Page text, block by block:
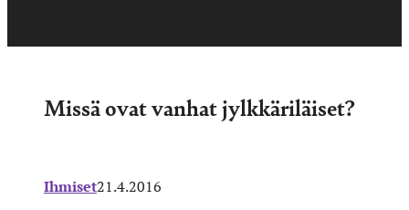
Missä ovat vanhat jylkkäriläiset?
Ihmiset21.4.2016